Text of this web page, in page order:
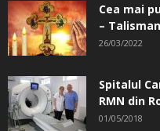
Cea mai
–
26/03/2022
Spitalul
RMN din
01/05/2018